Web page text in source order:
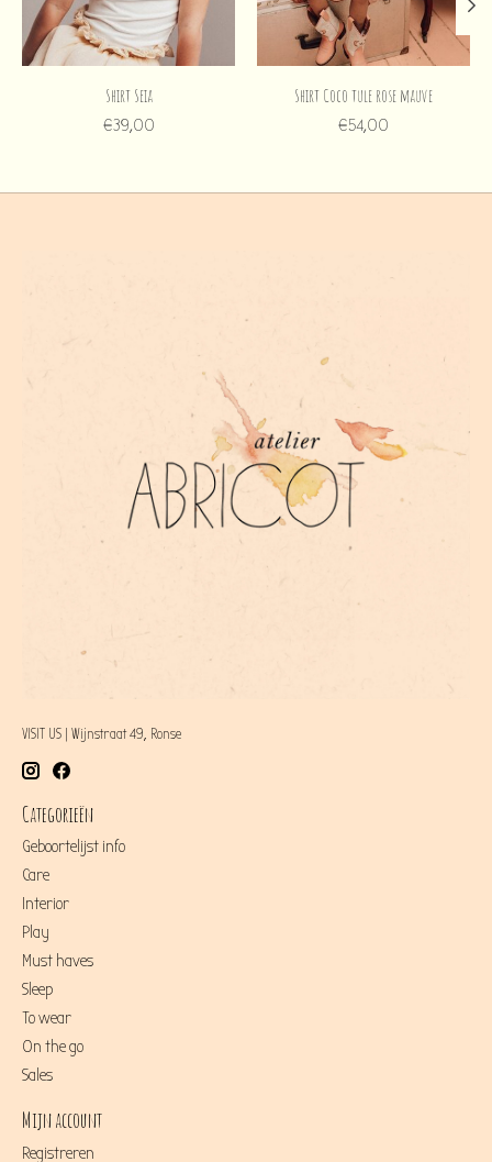
Shirt Seia
€39,00
Shirt Coco tule rose mauve
€54,00
VISIT US | Wijnstraat 49, Ronse
Categorieën
Geboortelijst info
Care
Interior
Play
Must haves
Sleep
To wear
On the go
Sales
Mijn account
Registreren